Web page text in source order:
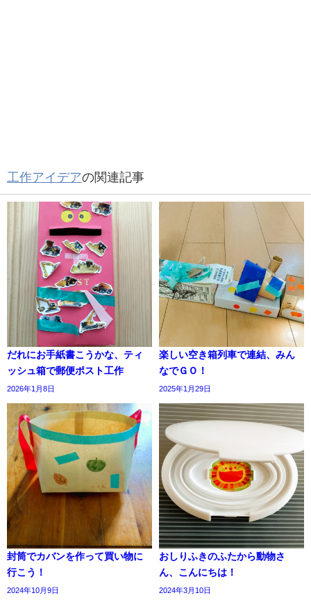
工作アイデアの関連記事
だれにお手紙書こうかな、ティ
ッシュ箱で郵便ポスト工作
2026年1月8日
楽しい空き箱列車で連結、みん
なでＧＯ！
2025年1月29日
封筒でカバンを作って買い物に
行こう！
2024年10月9日
おしりふきのふたから動物さ
ん、こんにちは！
2024年3月10日